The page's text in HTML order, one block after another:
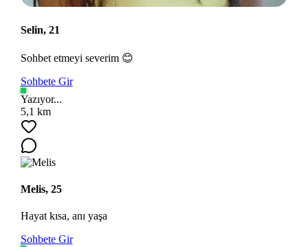
Selin, 21
Sohbet etmeyi severim 😊
Sohbete Gir
Yazıyor...
5,1 km
Melis, 25
Hayat kısa, anı yaşa
Sohbete Gir